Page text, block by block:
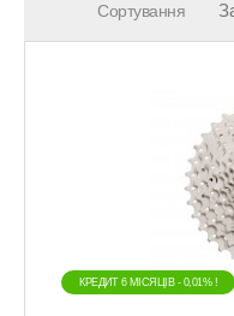
Сортування
КРЕДИТ 6 МIСЯЦIВ - 0,01% !